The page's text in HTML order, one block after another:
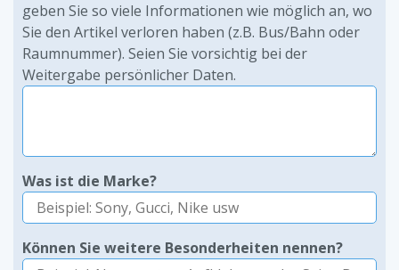
geben Sie so viele Informationen wie möglich an, wo
Sie den Artikel verloren haben (z.B. Bus/Bahn oder
Raumnummer). Seien Sie vorsichtig bei der
Weitergabe persönlicher Daten.
Was ist die Marke?
Können Sie weitere Besonderheiten nennen?